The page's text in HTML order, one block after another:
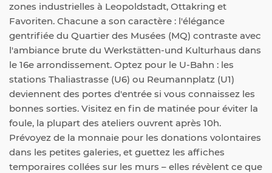
zones industrielles à Leopoldstadt, Ottakring et
Favoriten. Chacune a son caractère : l'élégance
gentrifiée du Quartier des Musées (MQ) contraste avec
l'ambiance brute du Werkstätten-und Kulturhaus dans
le 16e arrondissement. Optez pour le U-Bahn : les
stations Thaliastrasse (U6) ou Reumannplatz (U1)
deviennent des portes d'entrée si vous connaissez les
bonnes sorties. Visitez en fin de matinée pour éviter la
foule, la plupart des ateliers ouvrent après 10h.
Prévoyez de la monnaie pour les donations volontaires
dans les petites galeries, et guettez les affiches
temporaires collées sur les murs – elles révèlent ce que